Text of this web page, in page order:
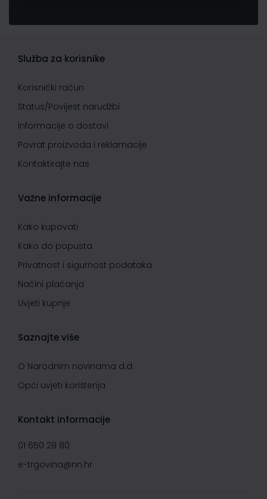
Služba za korisnike
Korisnički račun
Status/Povijest narudžbi
Informacije o dostavi
Povrat proizvoda i reklamacije
Kontaktirajte nas
Važne informacije
Kako kupovati
Kako do popusta
Privatnost i sigurnost podataka
Načini plaćanja
Uvjeti kupnje
Saznajte više
O Narodnim novinama d.d.
Opći uvjeti korištenja
Kontakt informacije
01 650 28 80
e-trgovina@nn.hr